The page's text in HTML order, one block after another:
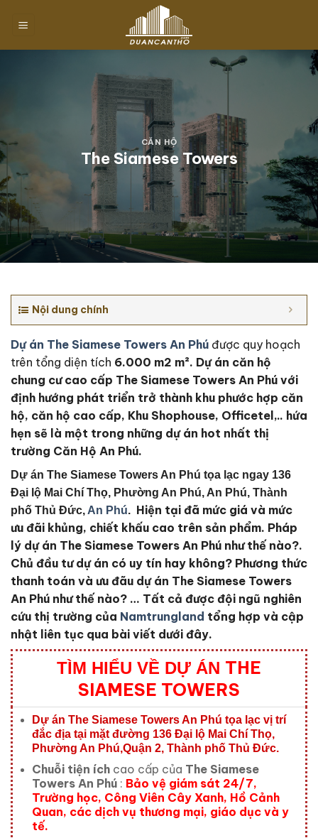
đến
CĂN HỘ
The Siamese Towers
Nội dung chính
Dự án The Siamese Towers An Phú được quy hoạch
trên tổng diện tích 6.000 m2 m². Dự án căn hộ
chung cư cao cấp The Siamese Towers An Phú với
định hướng phát triển trở thành khu phước hợp căn
hộ, căn hộ cao cấp, Khu Shophouse, Officetel,.. hứa
hẹn sẽ là một trong những dự án hot nhất thị
trường Căn Hộ An Phú.
Dự án The Siamese Towers An Phú tọa lạc ngay 136
Đại lộ Mai Chí Thọ, Phường An Phú, An Phú, Thành
phố Thủ Đức, An Phú. Hiện tại đã mức giá và mức
ưu đãi khủng, chiết khấu cao trên sản phẩm. Pháp
lý dự án The Siamese Towers An Phú như thế nào?.
Chủ đầu tư dự án có uy tín hay không? Phương thức
thanh toán và ưu đãu dự án The Siamese Towers
An Phú như thế nào? … Tất cả được đội ngũ nghiên
cứu thị trường của Namtrungland tổng hợp và cập
nhật liên tục qua bài viết dưới đây.
TÌM HIỂU VỀ DỰ ÁN THE
SIAMESE TOWERS
Dự án The Siamese Towers An Phú tọa lạc vị trí
đắc địa tại mặt đường 136 Đại lộ Mai Chí Thọ,
Phường An Phú,Quận 2, Thành phố Thủ Đức.
Chuỗi tiện íchcao cấp của The Siamese
Towers An Phú: Bảo vệ giám sát 24/7,
Trường học, Công Viên Cây Xanh, Hồ Cảnh
Quan, các dịch vụ thương mại, giáo dục và y
tế.